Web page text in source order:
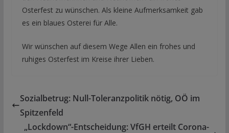
Osterfest zu wünschen. Als kleine Aufmerksamkeit gab
es ein blaues Osterei für Alle.
Wir wünschen auf diesem Wege Allen ein frohes und
ruhiges Osterfest im Kreise ihrer Lieben.
Sozialbetrug: Null-Toleranzpolitik nötig, OÖ im
Spitzenfeld
„Lockdown“-Entscheidung: VfGH erteilt Corona-